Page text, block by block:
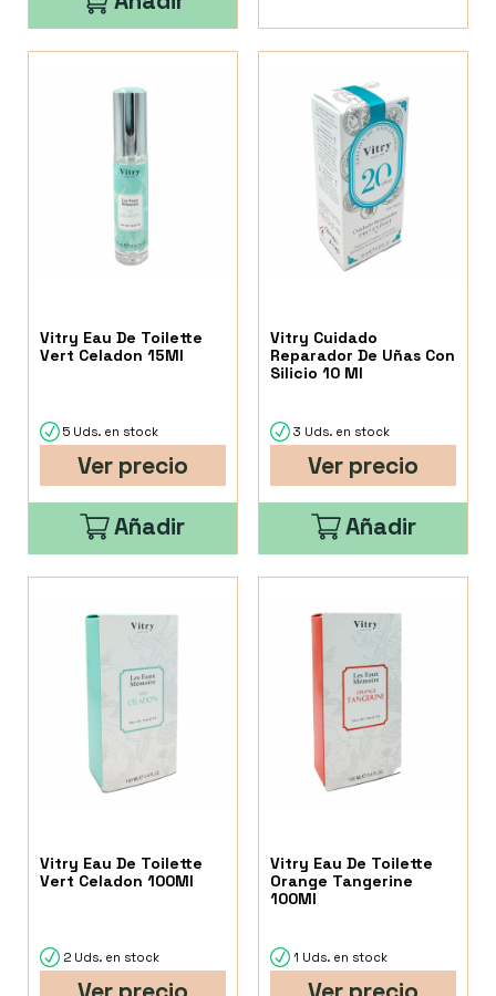
Vitry Eau De Toilette
Vert Celadon 15Ml
5 Uds. en stock
Ver precio
Añadir
Vitry Cuidado
Reparador De Uñas Con
Silicio 10 Ml
3 Uds. en stock
Ver precio
Añadir
Vitry Eau De Toilette
Vert Celadon 100Ml
2 Uds. en stock
Vitry Eau De Toilette
Orange Tangerine
100Ml
1 Uds. en stock